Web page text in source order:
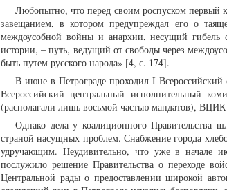
Любопытно, что перед своим роспуском первый
завещанием, в котором предупреждал его о
междоусобной войны и анархии, несущий гибель
истории, – путь, ведущий от свободы через
быть путем русского народа» [4, с. 174].
В июне в Петрограде проходил I Всероссийский
Всероссийский центральный исполнительный
(располагали лишь восьмой частью мандатов),
Однако дела у коалиционного
страной насущных проблем. Снабжение города
удручающим. Неудивительно, что уже в начале
послужило решение Правительства о переходе
Центральной рады о предоставлении широкой